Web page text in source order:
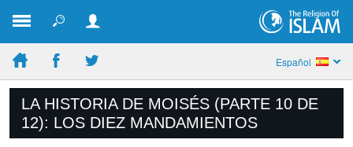
Español
LA HISTORIA DE MOISÉS (PARTE 10 DE
12): LOS DIEZ MANDAMIENTOS